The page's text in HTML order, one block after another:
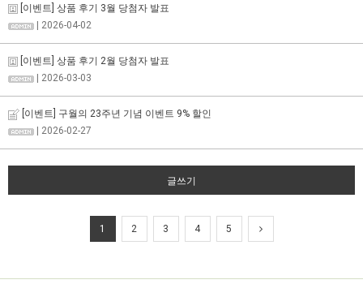
[이벤트] 상품 후기 3월 당첨자 발표
| 2026-04-02
[이벤트] 상품 후기 2월 당첨자 발표
| 2026-03-03
[이벤트] 구월의 23주년 기념 이벤트 9% 할인
| 2026-02-27
글쓰기
1 2 3 4 5